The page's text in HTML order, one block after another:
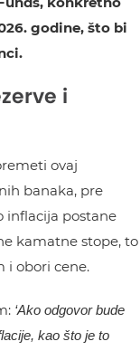
godine, što bi
i
ovaj
banaka, pre
inflacija postane
kamatne stope, to
i obori cene.
‘Ako odgovor bude
kao što je to